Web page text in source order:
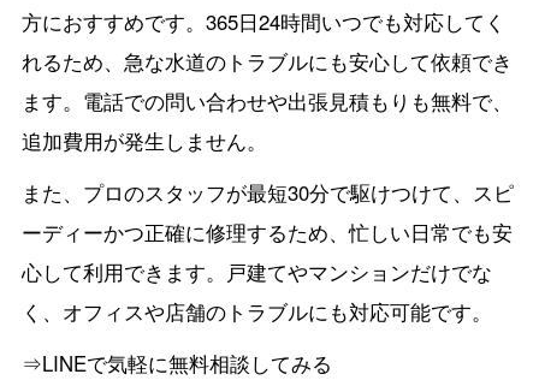
方におすすめです。365日24時間いつでも対応してく
れるため、急な水道のトラブルにも安心して依頼でき
ます。電話での問い合わせや出張見積もりも無料で、
追加費用が発生しません。
また、プロのスタッフが最短30分で駆けつけて、スピ
ーディーかつ正確に修理するため、忙しい日常でも安
心して利用できます。戸建てやマンションだけでな
く、オフィスや店舗のトラブルにも対応可能です。
⇒LINEで気軽に無料相談してみる